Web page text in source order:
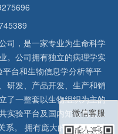
司，是一家专业为生命科学
。公司拥有独立的病理学实
台和生物信息学分析等平
研发、产品开发、生产和销
了一整套以生物组织为主的
实验平台及国内知名高校生
系。 拥有庞大的石蜡、冰冻
微信客服